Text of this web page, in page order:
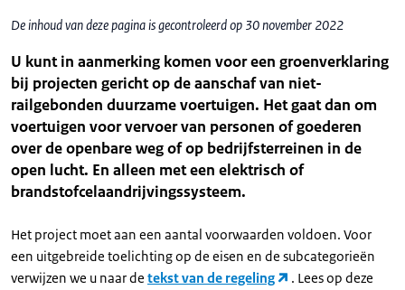
De inhoud van deze pagina is gecontroleerd op 30 november 2022
U kunt in aanmerking komen voor een groenverklaring
bij projecten gericht op de aanschaf van niet-
railgebonden duurzame voertuigen. Het gaat dan om
voertuigen voor vervoer van personen of goederen
over de openbare weg of op bedrijfsterreinen in de
open lucht. En alleen met een elektrisch of
brandstofcelaandrijvingssysteem.
Het project moet aan een aantal voorwaarden voldoen. Voor
een uitgebreide toelichting op de eisen en de subcategorieën
verwijzen we u naar de tekst van de regeling
. Lees op deze